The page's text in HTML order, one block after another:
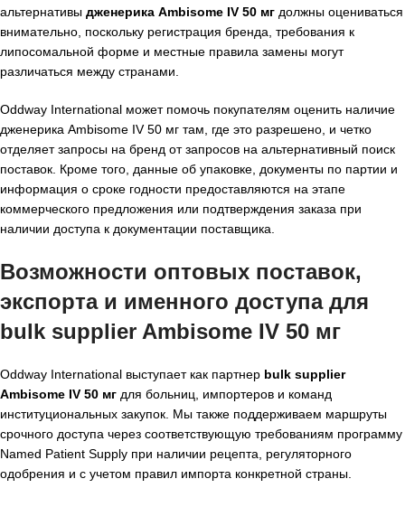
альтернативы дженерика Ambisome IV 50 мг должны оцениваться
внимательно, поскольку регистрация бренда, требования к
липосомальной форме и местные правила замены могут
различаться между странами.
Oddway International может помочь покупателям оценить наличие
дженерика Ambisome IV 50 мг там, где это разрешено, и четко
отделяет запросы на бренд от запросов на альтернативный поиск
поставок. Кроме того, данные об упаковке, документы по партии и
информация о сроке годности предоставляются на этапе
коммерческого предложения или подтверждения заказа при
наличии доступа к документации поставщика.
Возможности оптовых поставок,
экспорта и именного доступа для
bulk supplier Ambisome IV 50 мг
Oddway International выступает как партнер bulk supplier
Ambisome IV 50 мг для больниц, импортеров и команд
институциональных закупок. Мы также поддерживаем маршруты
срочного доступа через соответствующую требованиям программу
Named Patient Supply при наличии рецепта, регуляторного
одобрения и с учетом правил импорта конкретной страны.